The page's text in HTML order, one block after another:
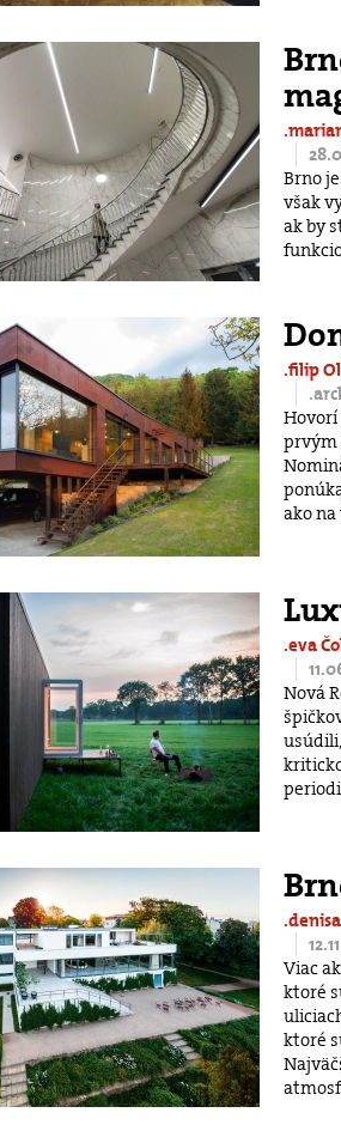
Brno
však
ak by
.filip
Hovorí
prvým
ako na
.eva
Nová
Viac
ktoré
ktoré